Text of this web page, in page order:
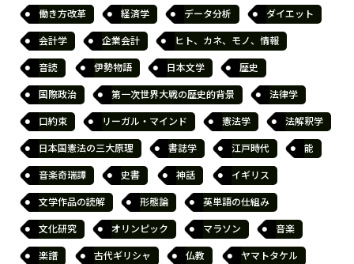
働き方改革
経済学 データ分析
ダイエット
会計学
企業会計
ヒト、カネ、モノ、情報
音読
伊勢物語 日本文学
歴史
国際政治
第一次世界大戦の歴史的背景
法律学
口約束
リーガル・マインド 憲法学
法解釈学
日本国憲法の三大原理
書誌学 江戸時代
能
音楽奇瑞譚
史書 神話
イギリス
文学作品の読解
形態論
英単語の仕組み
文化研究
オリンピック マラソン
音楽
楽譜
古代ギリシャ 仏教
ヤマトタケル